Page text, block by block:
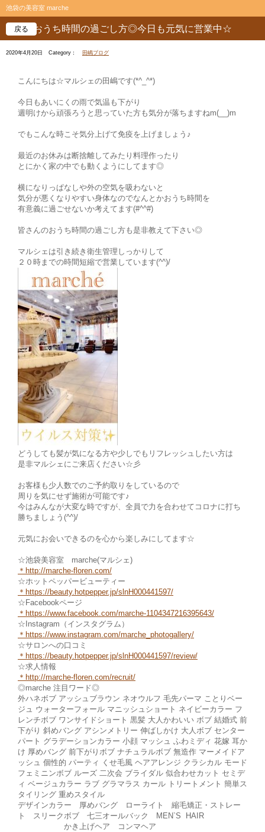
池袋の美容室 marche
おうち時間の過ごし方◎今日も元気に営業中☆
戻る
2020年4月20日 Category： 田嶋ブログ
こんにちは☆マルシェの田嶋です(*^_^*)
今日もあいにくの雨で気温も下がり
週明けから頑張ろうと思っていた方も気分が落ちますねm(__)m
でもこんな時こそ気分上げて免疫を上げましょう♪
最近のお休みは断捨離してみたり料理作ったり
とにかく家の中でも動くようにしてます◎
横になりっぱなしや外の空気を吸わないと
気分が悪くなりやすい身体なのでなんとかおうち時間を
有意義に過ごせないか考えてます(#^^#)
皆さんのおうち時間の過ごし方も是非教えて下さい◎
マルシェは引き続き衛生管理しっかりして
２０時までの時間短縮で営業しています(^^)/
どうしても髪が気になる方や少しでもリフレッシュしたい方は
是非マルシェにご来店ください☆彡
お客様も少人数でのご予約取りをしているので
周りを気にせず施術が可能です♪
今はみんなが大変な時ですが、全員で力を合わせてコロナに打ち
勝ちましょう(^^)/
元気にお会いできるのを心から楽しみにしてます☆
☆池袋美容室 marche(マルシェ)
＊ http://marche-floren.com/
☆ホットペッパービューティー
＊ https://beauty.hotpepper.jp/slnH000441597/
☆Facebookページ
＊https://www.facebook.com/marche-1104347216395643/
☆Instagram（インスタグラム）
＊ https://www.instagram.com/marche_photogallery/
☆サロンへの口コミ
＊https://beauty.hotpepper.jp/slnH000441597/review/
☆求人情報
＊http://marche-fl oren.com/recruit/
◎marche 注目ワード◎
外ハネボブ アッシュブラウン ネオウルフ 毛先パーマ ことりベー
ジュ ウォーターフォール マニッシュショート ネイビーカラー フ
レンチボブ ワンサイドショート 黒髪 大人かわいい ボブ 結婚式 前
下がり 斜めバング アシンメトリー 伸ばしかけ 大人ボブ センター
パート グラデーションカラー 小顔 マッシュ ふわミディ 花嫁 耳か
け 厚めバング 前下がりボブ ナチュラルボブ 無造作 マーメイドア
ッシュ 個性的 パーティ くせ毛風 ヘアアレンジ クラシカル モード
フェミニンボブ ルーズ 二次会 ブライダル 似合わせカット セミデ
ィ ベージュカラー ラブ グラマラス カール トリートメント 簡単ス
タイリング 重めスタイル
デザインカラー 厚めバング ローライト 縮毛矯正・ストレー
ト スリークボブ 七三オールバック MEN`S HAIR
かき上げヘア コンマヘア